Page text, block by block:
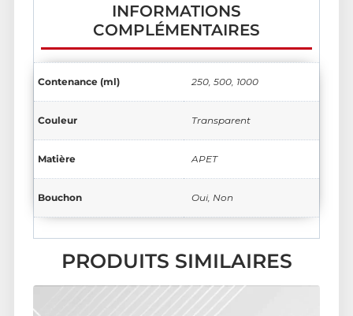
INFORMATIONS
COMPLÉMENTAIRES
Contenance (ml) 250, 500, 1000
Couleur Transparent
Matière APET
Bouchon Oui, Non
PRODUITS SIMILAIRES